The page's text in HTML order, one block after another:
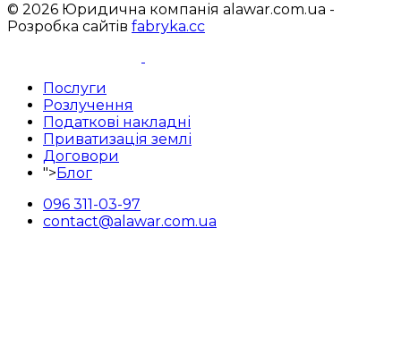
© 2026 Юридична компанія alawar.com.ua -
Розробка сайтів fabryka.cc
Послуги
Розлучення
Податкові накладні
Приватизація землі
Договори
">Блог
096 311-03-97
contact@alawar.com.ua